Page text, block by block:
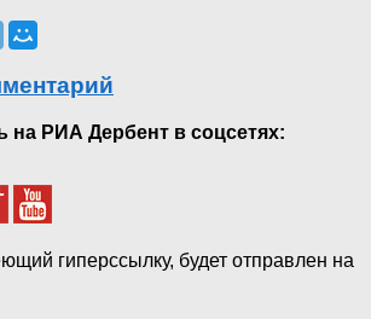
на РИА Дербент в соцсетях:
гиперссылку, будет отправлен на